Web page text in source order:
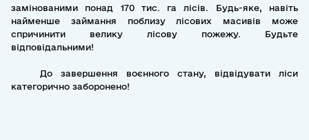
замінованими понад 170 тис. га лісів. Будь-яке, навіть
найменше займання поблизу лісових масивів може
спричинити велику лісову пожежу. Будьте
відповідальними!
До завершення воєнного стану, відвідувати ліси
категорично заборонено!